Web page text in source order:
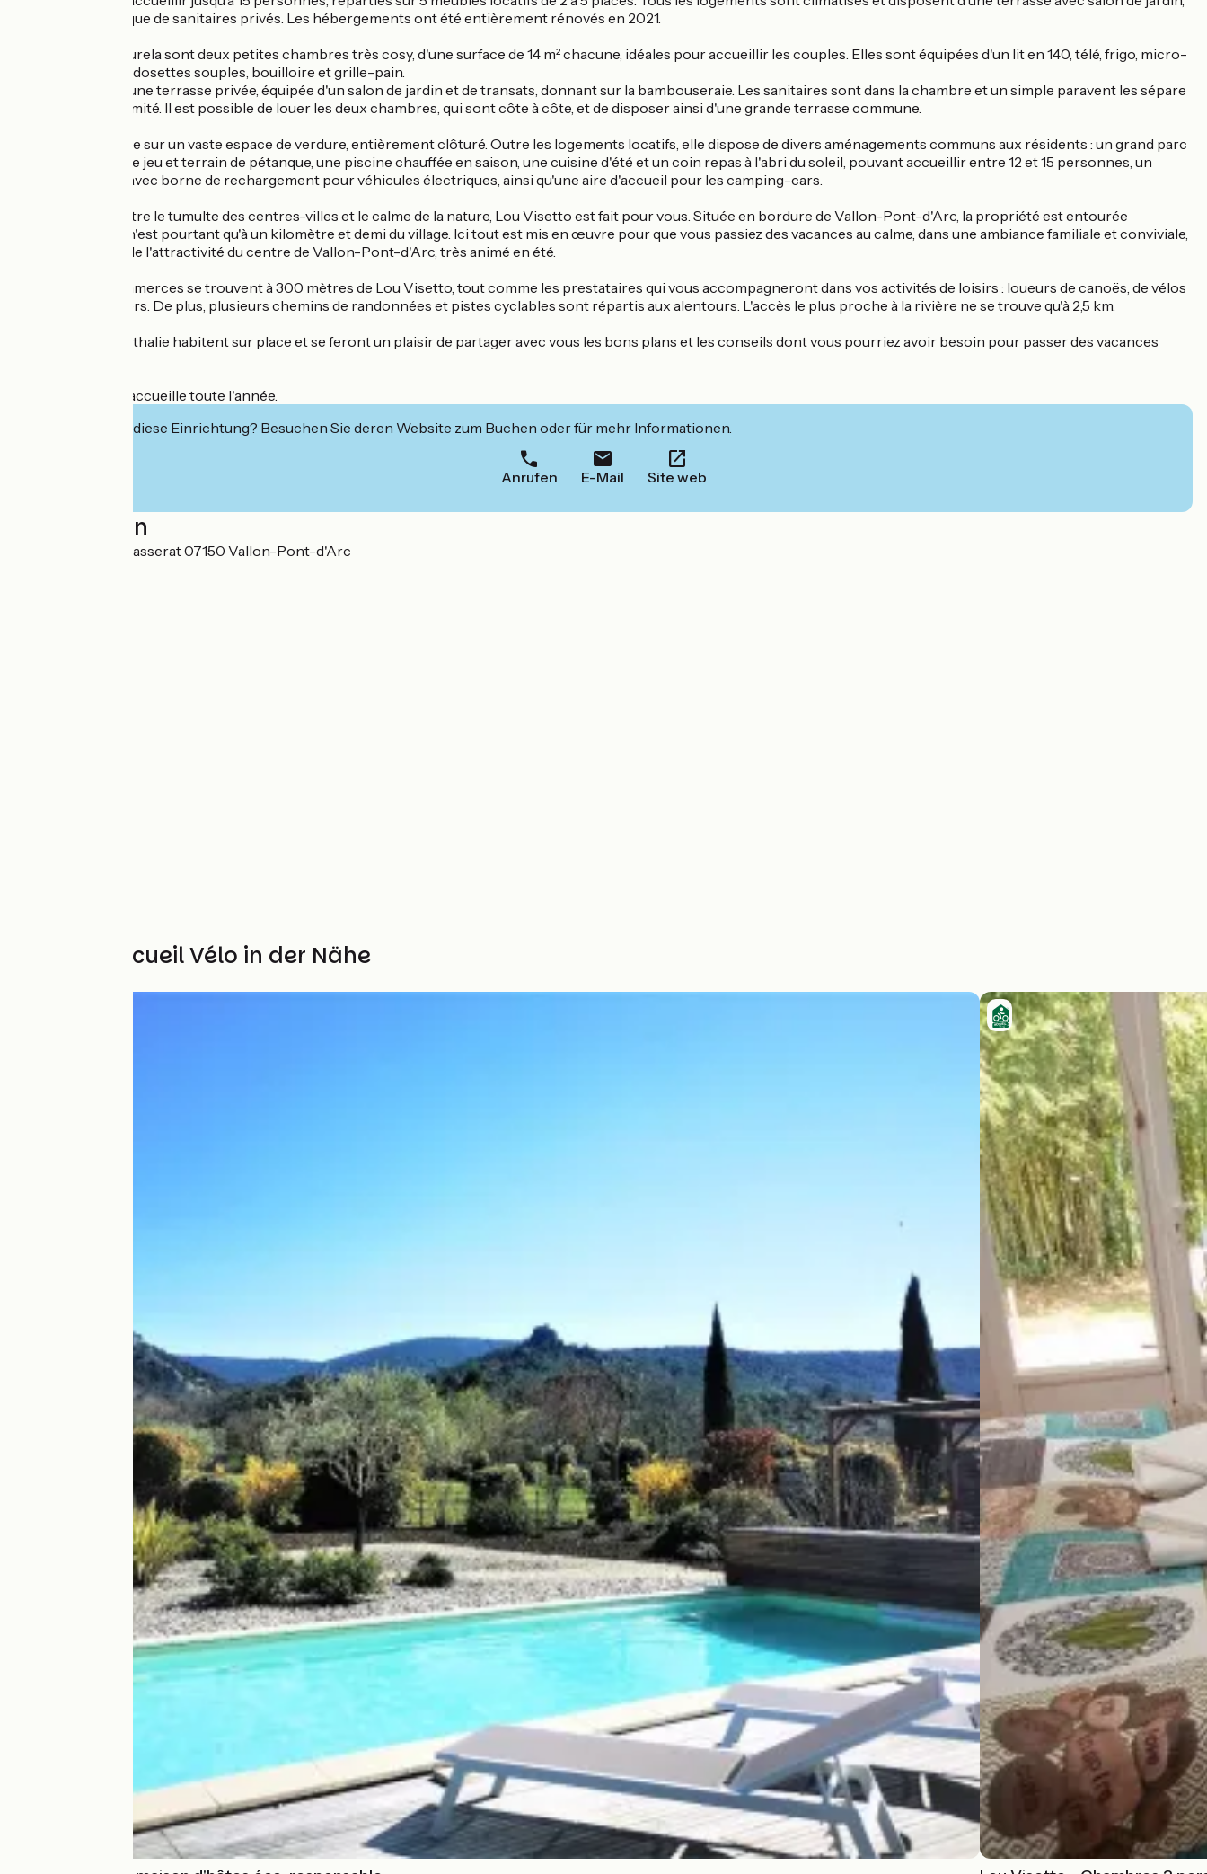
de transats, ainsi que de sanitaires privés. Les hébergements ont été entièrement rénovés en 2021.
Amarina et Pastourela sont deux petites chambres très cosy, d'une surface de 14 m² chacune, idéales pour accueillir les couples. Elles sont équipées d'un lit en 140, télé, frigo, micro-
ondes, cafetière à dosettes souples, bouilloire et grille-pain.
Elles disposent d'une terrasse privée, équipée d'un salon de jardin et de transats, donnant sur la bambouseraie. Les sanitaires sont dans la chambre et un simple paravent les sépare
pour un peu d'intimité. Il est possible de louer les deux chambres, qui sont côte à côte, et de disposer ainsi d'une grande terrasse commune.
La propriété s'étire sur un vaste espace de verdure, entièrement clôturé. Outre les logements locatifs, elle dispose de divers aménagements communs aux résidents : un grand parc
arboré avec aire de jeu et terrain de pétanque, une piscine chauffée en saison, une cuisine d'été et un coin repas à l'abri du soleil, pouvant accueillir entre 12 et 15 personnes, un
parking sécurisé avec borne de rechargement pour véhicules électriques, ainsi qu'une aire d'accueil pour les camping-cars.
Si vous hésitez entre le tumulte des centres-villes et le calme de la nature, Lou Visetto est fait pour vous. Située en bordure de Vallon-Pont-d'Arc, la propriété est entourée
d'amandiers. Elle n'est pourtant qu'à un kilomètre et demi du village. Ici tout est mis en œuvre pour que vous passiez des vacances au calme, dans une ambiance familiale et conviviale,
tout en profitant de l'attractivité du centre de Vallon-Pont-d'Arc, très animé en été.
Les premiers commerces se trouvent à 300 mètres de Lou Visetto, tout comme les prestataires qui vous accompagneront dans vos activités de loisirs : loueurs de canoës, de vélos
et de matériel divers. De plus, plusieurs chemins de randonnées et pistes cyclables sont répartis aux alentours. L'accès le plus proche à la rivière ne se trouve qu'à 2,5 km.
Enfin, Lionel et Nathalie habitent sur place et se feront un plaisir de partager avec vous les bons plans et les conseils dont vous pourriez avoir besoin pour passer des vacances
Lou Visetto vous accueille toute l'année.
Interessiert Sie diese Einrichtung? Besuchen Sie deren Website zum Buchen oder für mehr Informationen.
Anrufen E-Mail Site web
Localisation
364 Chemin de Prasserat 07150 Vallon-Pont-d'Arc
Weitere Accueil Vélo in der Nähe